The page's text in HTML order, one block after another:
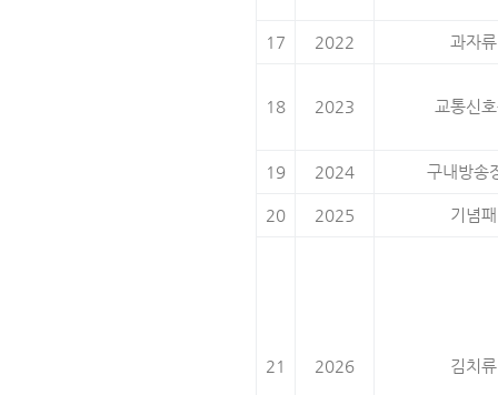
17 2022 과자류
18 2023 교통신
19 2024 구내방송
20 2025 기념패
21 2026 김치류